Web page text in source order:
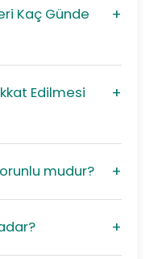
Kaç Günde
Edilmesi
mudur?